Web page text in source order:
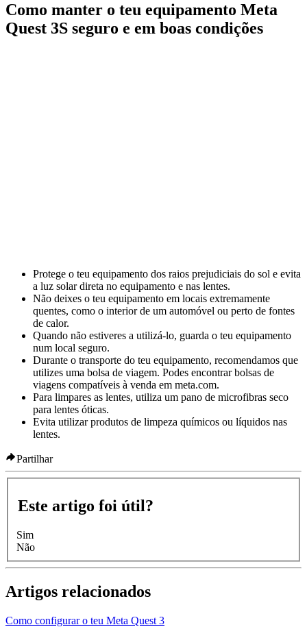
Como manter o teu equipamento Meta
Quest 3S seguro e em boas condições
Protege o teu equipamento dos raios prejudiciais do sol e evita
a luz solar direta no equipamento e nas lentes.
Não deixes o teu equipamento em locais extremamente
quentes, como o interior de um automóvel ou perto de fontes
de calor.
Quando não estiveres a utilizá-lo, guarda o teu equipamento
num local seguro.
Durante o transporte do teu equipamento, recomendamos que
utilizes uma bolsa de viagem. Podes encontrar bolsas de
viagens compatíveis à venda em meta.com.
Para limpares as lentes, utiliza um pano de microfibras seco
para lentes óticas.
Evita utilizar produtos de limpeza químicos ou líquidos nas
lentes.
Partilhar
Este artigo foi útil?
Sim
Não
Artigos relacionados
Como configurar o teu Meta Quest 3